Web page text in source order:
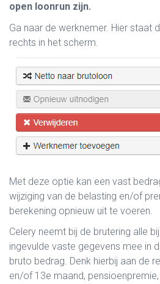
open loonrun zijn.
Ga naar de werknemer. Hier staat
rechts in het scherm.
Met deze optie kan een vast
wijziging van de belasting en/of
berekening opnieuw uit te voeren.
Celery neemt bij de brutering alle
ingevulde vaste gegevens mee in
bruto bedrag. Denk hierbij aan de
en/of 13e maand,